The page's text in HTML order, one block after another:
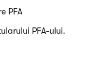
PFA
PFA-ului.